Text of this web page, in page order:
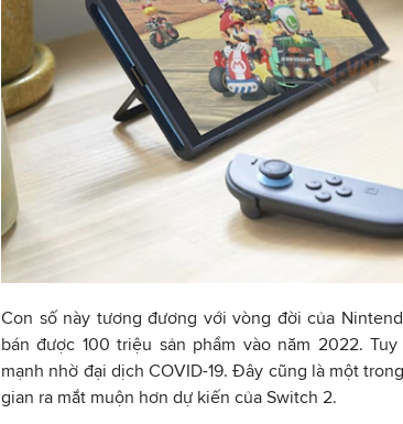
Con số này tương đương với vòng đời của
bán được 100 triệu sản phẩm vào năm 2022.
mạnh nhờ đại dịch COVID-19. Đây cũng là một
gian ra mắt muộn hơn dự kiến của Switch 2.